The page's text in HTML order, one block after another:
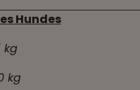
Hundes
kg
kg